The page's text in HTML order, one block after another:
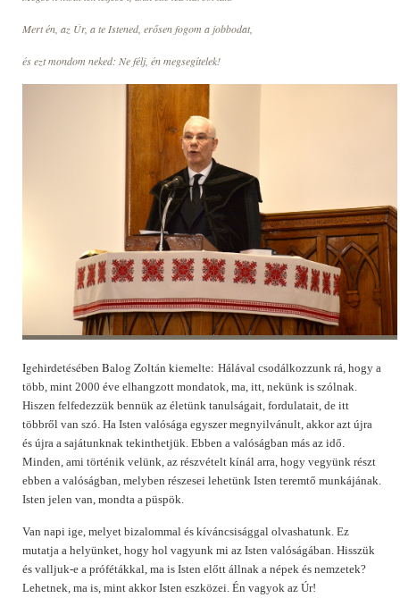
Mert én, az Úr, a te Istened, erősen fogom a jobbodat,
és ezt mondom neked: Ne félj, én megsegítelek!
Igehirdetésében Balog Zoltán kiemelte: Hálával csodálkozzunk rá, hogy a
több, mint 2000 éve elhangzott mondatok, ma, itt, nekünk is szólnak.
Hiszen felfedezzük bennük az életünk tanulságait, fordulatait, de itt
többről van szó. Ha Isten valósága egyszer megnyilvánult, akkor azt újra
és újra a sajátunknak tekinthetjük. Ebben a valóságban más az idő.
Minden, ami történik velünk, az részvételt kínál arra, hogy vegyünk részt
ebben a valóságban, melyben részesei lehetünk Isten teremtő munkájának.
Isten jelen van, mondta a püspök.
Van napi ige, melyet bizalommal és kíváncsisággal olvashatunk. Ez
mutatja a helyünket, hogy hol vagyunk mi az Isten valóságában. Hisszük
és valljuk-e a prófétákkal, ma is Isten előtt állnak a népek és nemzetek?
Lehetnek, ma is, mint akkor Isten eszközei. Én vagyok az Úr!